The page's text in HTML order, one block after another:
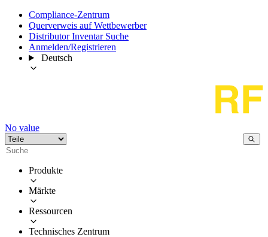
Compliance-Zentrum
Querverweis auf Wettbewerber
Distributor Inventar Suche
Anmelden/Registrieren
Deutsch
No value
Produkte
Märkte
Ressourcen
Technisches Zentrum